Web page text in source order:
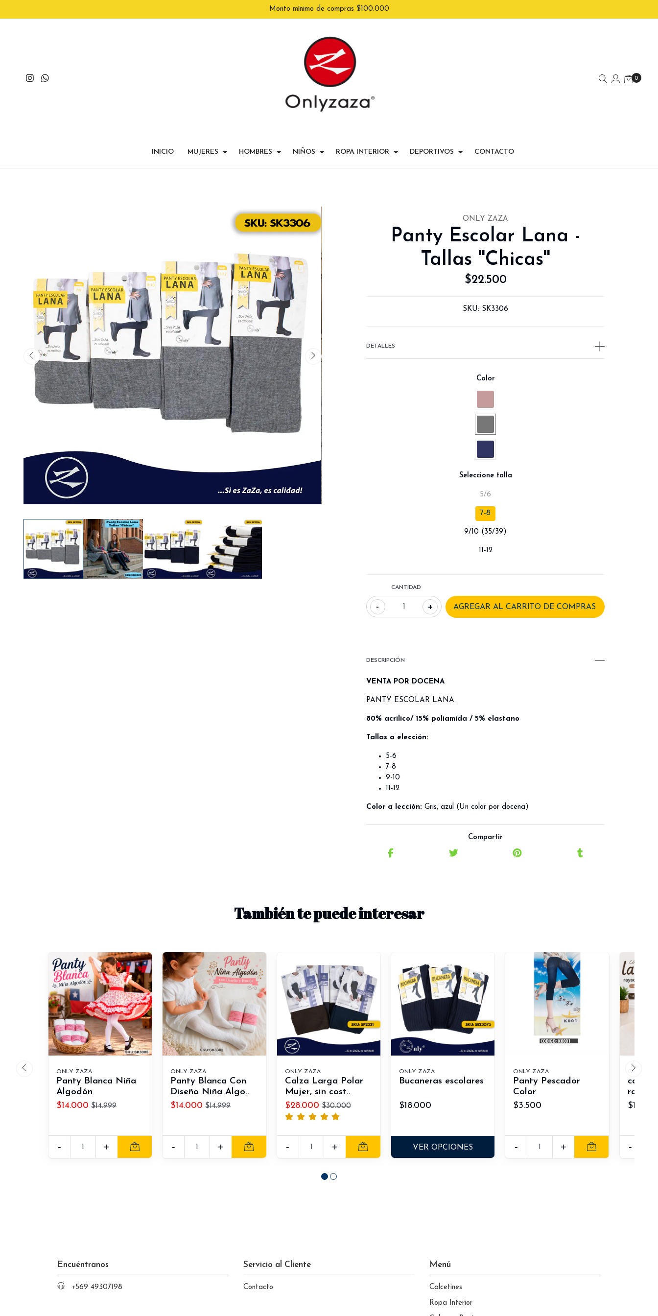
Monto mínimo de compras $100.000
0
INICIO MUJERES HOMBRES NIÑOS ROPA INTERIOR DEPORTIVOS CONTACTO
ONLY ZAZA
Panty Escolar Lana -
Tallas ''Chicas''
$22.500
SKU: SK3306
DETALLES
Color
Seleccione talla
5/6
7-8
9/10 (35/39)
11-12
CANTIDAD
- +
DESCRIPCIÓN
VENTA POR DOCENA
PANTY ESCOLAR LANA.
80% acrílico/ 15% poliamida / 5% elastano
Tallas a elección:
5-6
7-8
9-10
11-12
Color a lección: Gris, azul (Un color por docena)
Compartir
También te puede interesar
ONLY ZAZA
Panty Blanca Niña
Algodón
$14.000 $14.999
- +
ONLY ZAZA
Panty Blanca Con
Diseño Niña Algo..
$14.000 $14.999
- +
ONLY ZAZA
Calza Larga Polar
Mujer, sin cost..
$28.000 $30.000
- +
ONLY ZAZA
Bucaneras escolares
$18.000
VER OPCIONES
ONLY ZAZA
Panty Pescador
Color
$3.500
- +
ONLY
$11.000
-
Encuéntranos
+569 49307198
Servicio al Cliente
Contacto
Menú
Calcetines
Ropa Interior